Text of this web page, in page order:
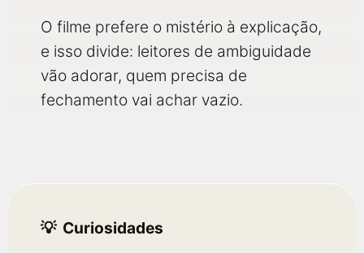
O filme prefere o mistério à explicação,
e isso divide: leitores de ambiguidade
vão adorar, quem precisa de
fechamento vai achar vazio.
Curiosidades